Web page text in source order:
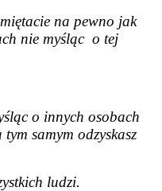
na pewno jak
nie myśląc o tej
o innych osobach
samym odzyskasz
ludzi.